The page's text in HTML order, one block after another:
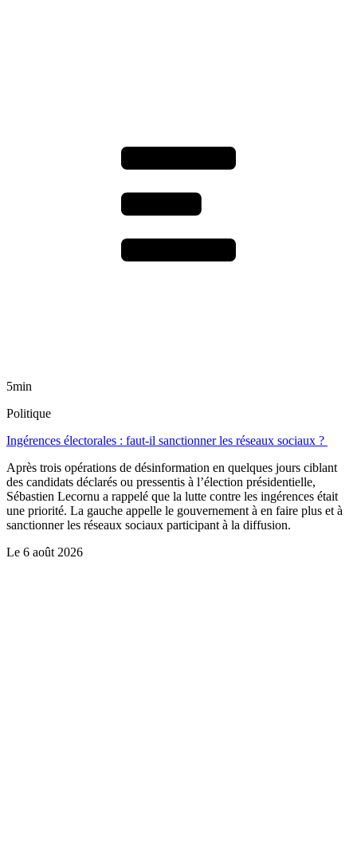
5min
Politique
Ingérences électorales : faut-il sanctionner les réseaux sociaux ?
Après trois opérations de désinformation en quelques jours ciblant
des candidats déclarés ou pressentis à l’élection présidentielle,
Sébastien Lecornu a rappelé que la lutte contre les ingérences était
une priorité. La gauche appelle le gouvernement à en faire plus et à
sanctionner les réseaux sociaux participant à la diffusion.
Le 6 août 2026